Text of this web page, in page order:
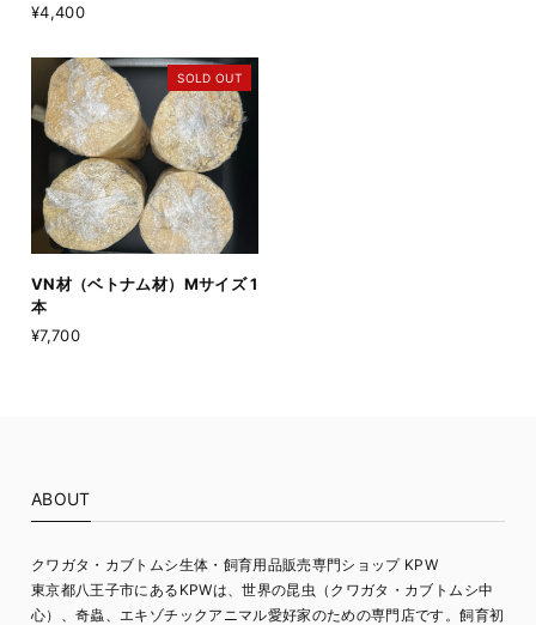
¥4,400
SOLD OUT
VN材（ベトナム材）Mサイズ 1
本
¥7,700
ABOUT
クワガタ・カブトムシ生体・飼育用品販売専門ショップ KPW
東京都八王子市にあるKPWは、世界の昆虫（クワガタ・カブトムシ中
心）、奇蟲、エキゾチックアニマル愛好家のための専門店です。飼育初